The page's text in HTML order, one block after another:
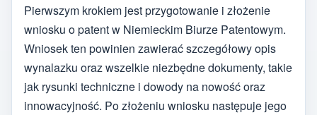
Pierwszym krokiem jest przygotowanie i złożenie
wniosku o patent w Niemieckim Biurze Patentowym.
Wniosek ten powinien zawierać szczegółowy opis
wynalazku oraz wszelkie niezbędne dokumenty, takie
jak rysunki techniczne i dowody na nowość oraz
innowacyjność. Po złożeniu wniosku następuje jego